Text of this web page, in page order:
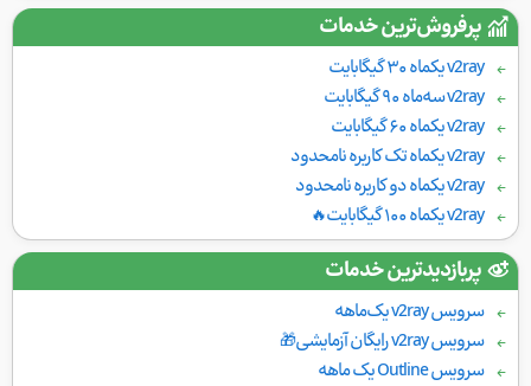
پرفروش‌ترین خدمات
v2ray یکماه ۳۰ گیگابایت
v2ray سه‌ماه ۹۰ گیگابایت
v2ray یکماه ۶۰ گیگابایت
v2ray یکماه تک کاربره نامحدود
v2ray یکماه دو کاربره نامحدود
v2ray یکماه ۱۰۰ گیگابایت🔥
پربازدیدترین خدمات
سرویس v2ray یک‌ماهه
سرویس v2ray رایگان آزمایشی🎁
سرویس Outline یک ماهه